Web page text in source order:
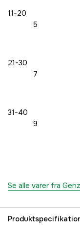
11-
5
21-
7
31-
9
Se alle varer fra